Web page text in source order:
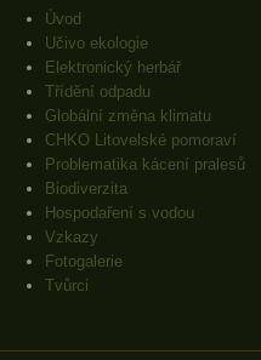
Úvod
Učivo ekologie
Elektronický herbář
Třídění odpadu
Globální změna klimatu
CHKO Litovelské pomoraví
Problematika kácení pralesů
Biodiverzita
Hospodaření s vodou
Vzkazy
Fotogalerie
Tvůrci